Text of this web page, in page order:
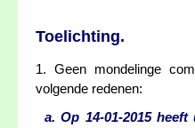
Toelichting.
1. Geen mondelinge
volgende redenen:
a. Op 14-01-2015